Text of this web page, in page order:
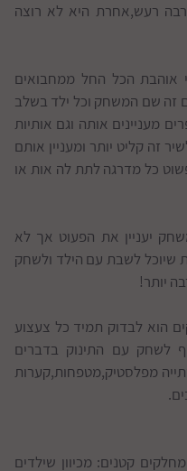
רעש,אחרת היא לא רוצה
אוהבת הכל החל ממחבואים
זה שם המשחק וכל ילד בשלב
רומי נושקת לגיל 3 מספרים מעניינים אותה וגם אותיות
זה קליט יותר ומעניין אותם
כל מדרגה לתת לה אות או
יעניין את הפעוט אך לא
שיוכל לשבת עם הילד ולשחק
יותר!
הוא לבדוק תמיד כל צעצוע
לשחק עם התינוק בדברים
מפלסטיק,מטפחות,קערות
קטנים: מכיוון שילדים